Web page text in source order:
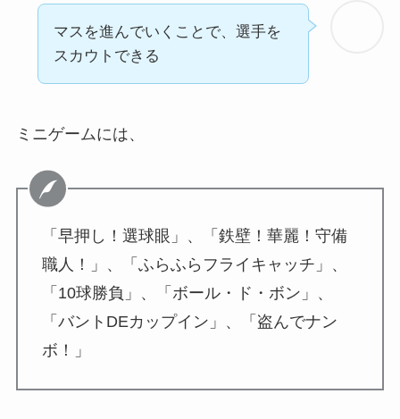
マスを進んでいくことで、選手を
スカウトできる
ミニゲームには、
「早押し！選球眼」、「鉄壁！華麗！守備
職人！」、「ふらふらフライキャッチ」、
「10球勝負」、「ボール・ド・ボン」、
「バントDEカップイン」、「盗んでナン
ボ！」